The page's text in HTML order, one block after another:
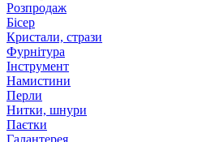
Розпродаж
Бісер
Кристали, стрази
Фурнітура
Інструмент
Намистини
Перли
Нитки, шнури
Паєтки
Галантерея